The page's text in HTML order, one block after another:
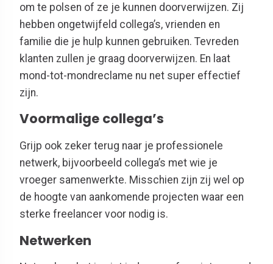
om te polsen of ze je kunnen doorverwijzen. Zij
hebben ongetwijfeld collega’s, vrienden en
familie die je hulp kunnen gebruiken. Tevreden
klanten zullen je graag doorverwijzen. En laat
mond-tot-mondreclame nu net super effectief
zijn.
Voormalige collega’s
Grijp ook zeker terug naar je professionele
netwerk, bijvoorbeeld collega’s met wie je
vroeger samenwerkte. Misschien zijn zij wel op
de hoogte van aankomende projecten waar een
sterke freelancer voor nodig is.
Netwerken